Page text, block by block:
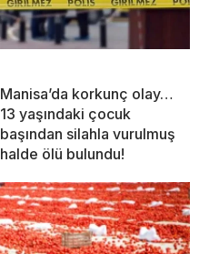
Manisa’da korkunç olay…
13 yaşındaki çocuk
başından silahla vurulmuş
halde ölü bulundu!